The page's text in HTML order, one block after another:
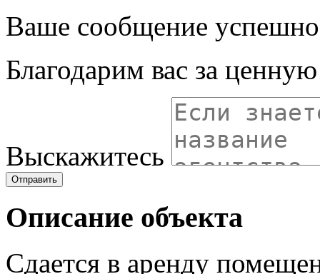
Ваше сообщение успешно
Благодарим вас за
Выскажитесь
Отправить
Описание объекта
Cдается в аренду